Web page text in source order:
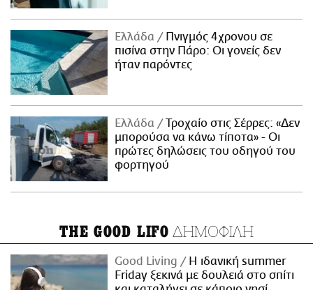
Ελλάδα
Πνιγμός 4χρονου σε
πισίνα στην Πάρο: Οι γονείς δεν
ήταν παρόντες
Ελλάδα
Τροχαίο στις Σέρρες: «Δεν
μπορούσα να κάνω τίποτα» - Οι
πρώτες δηλώσεις του οδηγού του
φορτηγού
THE GOOD LIFO ΔΗΜΟΦΙΛΗ
Good Living
Η ιδανική summer
Friday ξεκινά με δουλειά στο σπίτι